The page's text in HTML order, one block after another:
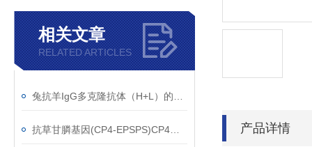
相关文章
RELATED ARTICLES
产品详情